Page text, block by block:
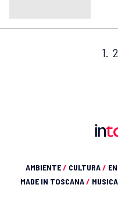
1.
AMBIENTE/ CULTURA/
MADE IN TOSCANA/ MUSICA